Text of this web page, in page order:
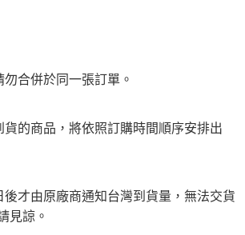
合併於同一張訂單。
的商品，將依照訂購時間順序安排出
才由原廠商通知台灣到貨量，無法交貨
見諒。